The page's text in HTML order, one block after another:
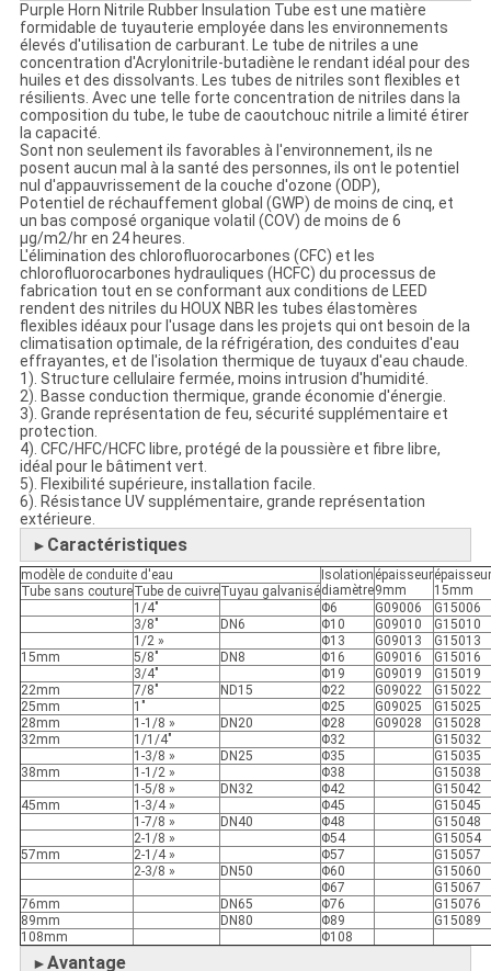
Purple Horn Nitrile Rubber Insulation Tube est une matière
formidable de tuyauterie employée dans les environnements
élevés d'utilisation de carburant. Le tube de nitriles a une
concentration d'Acrylonitrile-butadiène le rendant idéal pour des
huiles et des dissolvants. Les tubes de nitriles sont flexibles et
résilients. Avec une telle forte concentration de nitriles dans la
composition du tube, le tube de caoutchouc nitrile a limité étirer
la capacité.
Sont non seulement ils favorables à l'environnement, ils ne
posent aucun mal à la santé des personnes, ils ont le potentiel
nul d'appauvrissement de la couche d'ozone (ODP),
Potentiel de réchauffement global (GWP) de moins de cinq, et
un bas composé organique volatil (COV) de moins de 6
µg/m2/hr en 24 heures.
L'élimination des chlorofluorocarbones (CFC) et les
chlorofluorocarbones hydrauliques (HCFC) du processus de
fabrication tout en se conformant aux conditions de LEED
rendent des nitriles du HOUX NBR les tubes élastomères
flexibles idéaux pour l'usage dans les projets qui ont besoin de la
climatisation optimale, de la réfrigération, des conduites d'eau
effrayantes, et de l'isolation thermique de tuyaux d'eau chaude.
1). Structure cellulaire fermée, moins intrusion d'humidité.
2). Basse conduction thermique, grande économie d'énergie.
3). Grande représentation de feu, sécurité supplémentaire et
protection.
4). CFC/HFC/HCFC libre, protégé de la poussière et fibre libre,
idéal pour le bâtiment vert.
5). Flexibilité supérieure, installation facile.
6). Résistance UV supplémentaire, grande représentation
extérieure.
► Caractéristiques
modèle de conduite d'eau
Isolation
diamètre
épaisseur
9mm
épaisseur
15mm
Tube sans coutureTube de cuivreTuyau galvanisé
1/4"
Φ6 G09006
G15006
3/8"
DN6 Φ10 G09010
G15010
1/2 »
Φ13 G09013
G15013
15mm
5/8" DN8 Φ16 G09016
G15016
3/4"
Φ19 G09019
G15019
22mm
7/8" ND15 Φ22 G09022
G15022
25mm
1" Φ25 G09025
G15025
28mm
1-1/8 » DN20 Φ28 G09028
G15028
32mm
1/1/4" Φ32
G15032
1-3/8 »
DN25 Φ35
G15035
38mm
1-1/2 » Φ38
G15038
1-5/8 »
DN32 Φ42
G15042
45mm
1-3/4 » Φ45
G15045
1-7/8 »
DN40 Φ48
G15048
2-1/8 »
Φ54
G15054
57mm
2-1/4 » Φ57
G15057
2-3/8 »
DN50 Φ60
G15060
Φ67
G15067
76mm
DN65 Φ76
G15076
89mm
DN80 Φ89
G15089
108mm
Φ108
►Avantage